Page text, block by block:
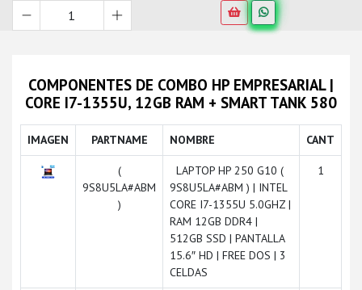
COMPONENTES DE COMBO HP EMPRESARIAL |
CORE I7-1355U, 12GB RAM + SMART TANK 580
IMAGEN PARTNAME NOMBRE CANT
(
9S8U5LA#ABM
)
LAPTOP HP 250 G10 (
9S8U5LA#ABM ) | INTEL
CORE I7-1355U 5.0GHZ |
RAM 12GB DDR4 |
512GB SSD | PANTALLA
15.6″ HD | FREE DOS | 3
CELDAS
1